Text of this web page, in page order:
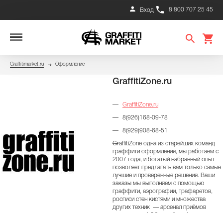
8 800 707 25 45
Вход
Graffitimarket.ru Оформление
GraffitiZone.ru
GraffitiZone.ru
8(926)168-09-78
8(929)908-68-51
GraffitiZone одна из старейших команд
граффити оформления, мы работаем с
2007 года, и богатый набранный опыт
позволяет предлагать вам только самые
лучшие и проверенные решения. Ваши
заказы мы выполняем с помощью
граффити, аэрографии, трафаретов,
росписи стен кистями и множества
других техник — арсенал приёмов